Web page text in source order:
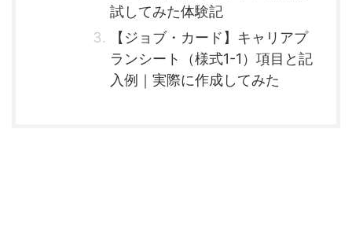
試してみた体験記
【ジョブ・カード】キャリアプ
ランシート（様式1-1）項目と記
入例｜実際に作成してみた